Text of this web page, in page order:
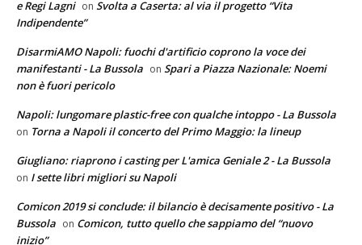
e Regi Lagni on Svolta a Caserta: al via il progetto “Vita
Indipendente”
DisarmiAMO Napoli: fuochi d'artificio coprono la voce dei
manifestanti - La Bussola on Spari a Piazza Nazionale: Noemi
non è fuori pericolo
Napoli: lungomare plastic-free con qualche intoppo - La Bussola
on Torna a Napoli il concerto del Primo Maggio: la lineup
Giugliano: riaprono i casting per L'amica Geniale 2 - La Bussola
on I sette libri migliori su Napoli
Comicon 2019 si conclude: il bilancio è decisamente positivo - La
Bussola on Comicon, tutto quello che sappiamo del “nuovo
inizio”